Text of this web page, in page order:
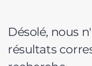
Désolé, nous
résultats